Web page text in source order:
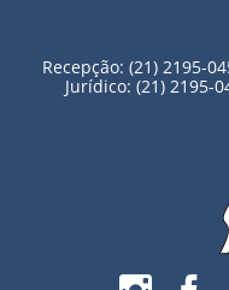
Recepção: (21) 2195-
Jurídico: (21) 2195-